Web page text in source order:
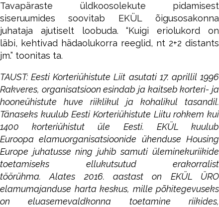
Tavapäraste üldkoosolekute pidamisest
siseruumides soovitab EKÜL õigusosakonna
juhataja ajutiselt loobuda. “Kuigi eriolukord on
läbi, kehtivad hädaolukorra reeglid, nt 2+2 distants
jm.” toonitas ta.
TAUST: Eesti Korteriühistute Liit asutati 17. aprillil 1996
Rakveres, organisatsioon esindab ja kaitseb korteri- ja
hooneühistute huve riiklikul ja kohalikul tasandil.
Tänaseks kuulub Eesti Korteriühistute Liitu rohkem kui
1400 korteriühistut üle Eesti. EKÜL kuulub
Euroopa elamuorganisatsioonide ühenduse Housing
Europe juhatusse ning juhib samuti üleminekuriikide
toetamiseks ellukutsutud erakorralist
töörühma. Alates 2016. aastast on EKÜL ÜRO
elamumajanduse harta keskus, mille põhitegevuseks
on eluasemevaldkonna toetamine riikides,